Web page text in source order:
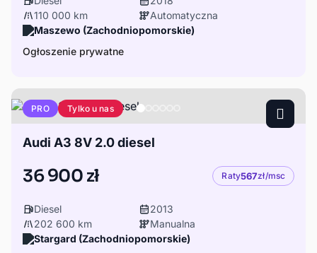
110 000 km
Automatyczna
Maszewo (Zachodniopomorskie)
Ogłoszenie prywatne
PRO Tylko u nas
Audi A3 8V 2.0 diesel
36 900 zł Raty567zł/msc
Diesel
2013
202 600 km
Manualna
Stargard (Zachodniopomorskie)